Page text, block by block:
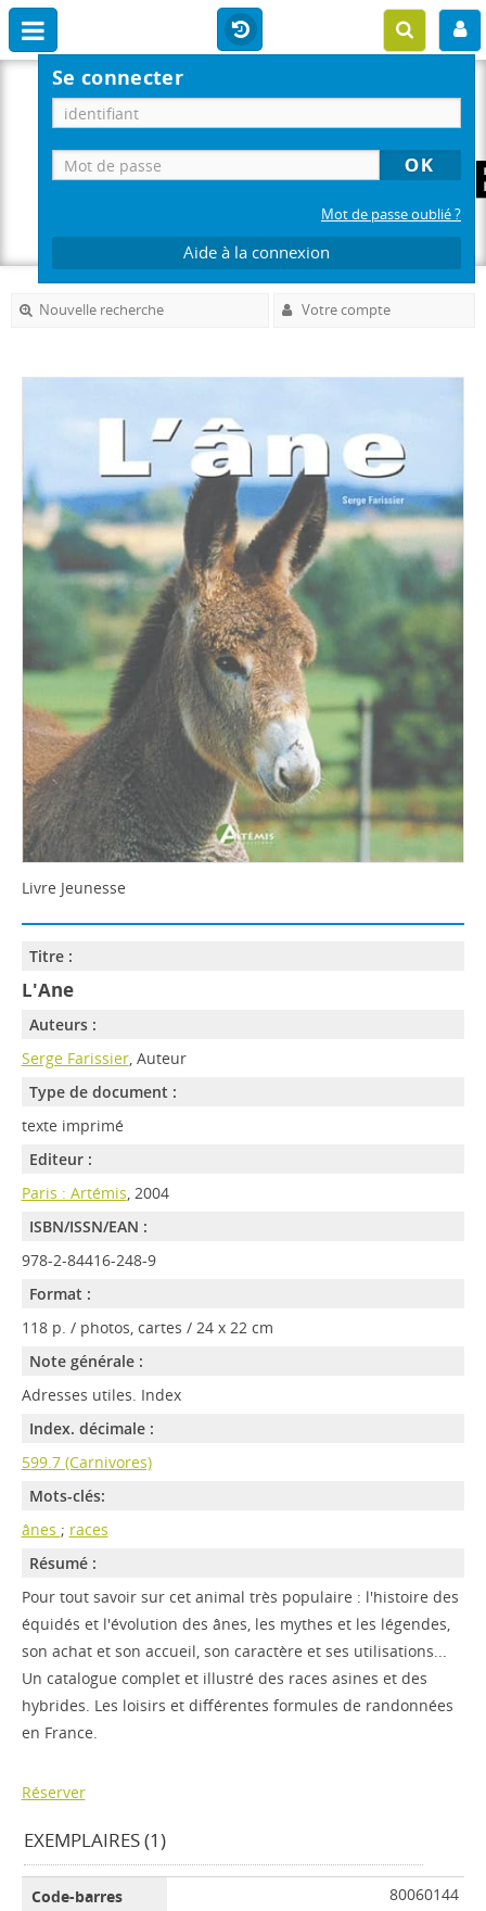
Se connecter
Mot de passe oublié ?
Aide à la connexion
Nouvelle recherche Votre compte
Livre Jeunesse
Titre :
L'Ane
Auteurs :
Serge Farissier, Auteur
Type de document :
texte imprimé
Editeur :
Paris : Artémis, 2004
ISBN/ISSN/EAN :
978-2-84416-248-9
Format :
118 p. / photos, cartes / 24 x 22 cm
Note générale :
Adresses utiles. Index
Index. décimale :
599.7 (Carnivores)
Mots-clés:
ânes ; races
Résumé :
Pour tout savoir sur cet animal très populaire : l'histoire des
équidés et l'évolution des ânes, les mythes et les légendes,
son achat et son accueil, son caractère et ses utilisations...
Un catalogue complet et illustré des races asines et des
hybrides. Les loisirs et différentes formules de randonnées
en France.
Réserver
EXEMPLAIRES (1)
80060144